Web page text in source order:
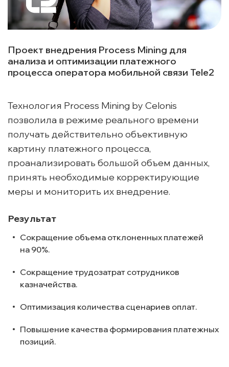
Проект внедрения Process Mining для
анализа и оптимизации платежного
процесса оператора мобильной связи Tele2
Технология Process Mining by Celonis
позволила в режиме реального времени
получать действительно объективную
картину платежного процесса,
проанализировать большой объем данных,
принять необходимые корректирующие
меры и мониторить их внедрение.
Результат
Сокращение объема отклоненных платежей
на 90%.
Сокращение трудозатрат сотрудников
казначейства.
Оптимизация количества сценариев оплат.
Повышение качества формирования платежных
позиций.